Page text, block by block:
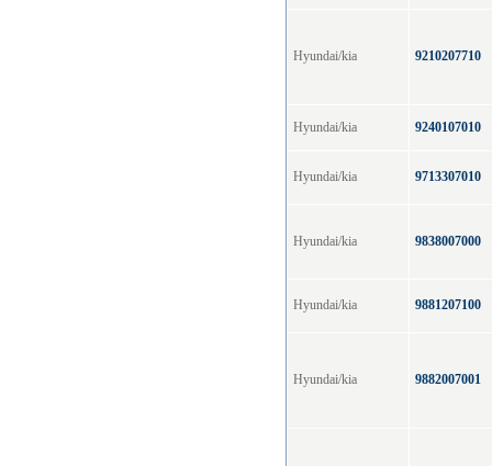
Hyundai/kia 9210207710
Hyundai/kia 9240107010
Hyundai/kia 9713307010
Hyundai/kia 9838007000
Hyundai/kia 9881207100
Hyundai/kia 9882007001